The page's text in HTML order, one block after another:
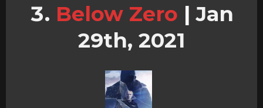
Below Zero | Jan
29th, 2021